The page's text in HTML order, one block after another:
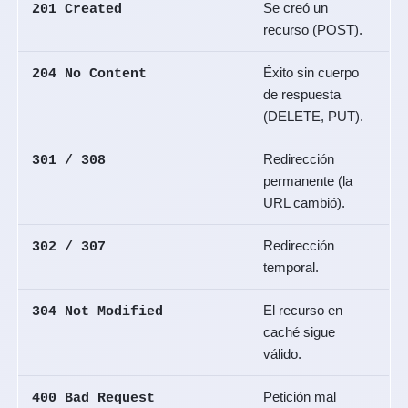
201 Created
Se creó un
recurso (POST).
204 No Content
Éxito sin cuerpo
de respuesta
(DELETE, PUT).
301 / 308
Redirección
permanente (la
URL cambió).
302 / 307
Redirección
temporal.
304 Not Modified
El recurso en
caché sigue
válido.
400 Bad Request Petición mal